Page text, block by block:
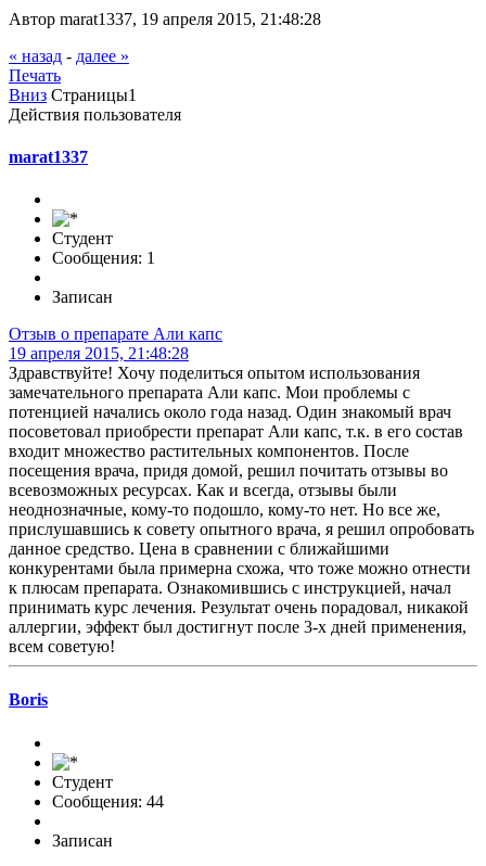
Автор marat1337, 19 апреля 2015, 21:48:28
« назад - далее »
Печать
Вниз Страницы1
Действия пользователя
marat1337
Студент
Сообщения: 1
Записан
Отзыв о препарате Али капс
19 апреля 2015, 21:48:28
Здравствуйте! Хочу поделиться опытом использования
замечательного препарата Али капс. Мои проблемы с
потенцией начались около года назад. Один знакомый врач
посоветовал приобрести препарат Али капс, т.к. в его состав
входит множество растительных компонентов. После
посещения врача, придя домой, решил почитать отзывы во
всевозможных ресурсах. Как и всегда, отзывы были
неоднозначные, кому-то подошло, кому-то нет. Но все же,
прислушавшись к совету опытного врача, я решил опробовать
данное средство. Цена в сравнении с ближайшими
конкурентами была примерна схожа, что тоже можно отнести
к плюсам препарата. Ознакомившись с инструкцией, начал
принимать курс лечения. Результат очень порадовал, никакой
аллергии, эффект был достигнут после 3-х дней применения,
всем советую!
Boris
Студент
Сообщения: 44
Записан